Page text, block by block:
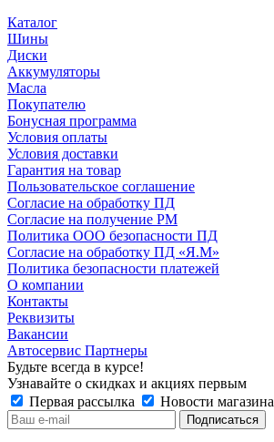
Каталог
Шины
Диски
Аккумуляторы
Масла
Покупателю
Бонусная программа
Условия оплаты
Условия доставки
Гарантия на товар
Пользовательское соглашение
Согласие на обработку ПД
Согласие на получение РМ
Политика ООО безопасности ПД
Согласие на обработку ПД «Я.М»
Политика безопасности платежей
О компании
Контакты
Реквизиты
Вакансии
Автосервис Партнеры
Будьте всегда в курсе!
Узнавайте о скидках и акциях первым
Первая рассылка
Новости магазина